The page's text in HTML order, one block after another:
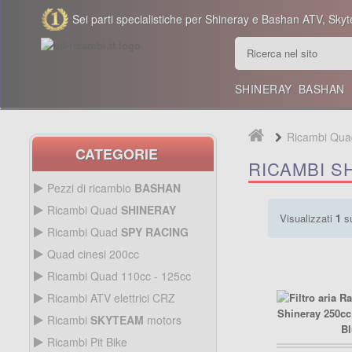
Sei parti specialistiche per Shineray e Bashan ATV,
SHINERAY BASHAN
CATEGORIE
Pezzi di ricambio BASHAN
Ricambi Quad SHINERAY
250CC STIXE ST9E
Ricambi Quad SPY RACING
Quad cinesi 200cc
200CC
Ricambi Quad 110cc - 125cc
125CC
Ricambi ATV elettrici CRZ
CRZ
Ricambi SKYTEAM motors
Ricambi Pit Bike
Ricambi
RICAMBI
Visualizzati 1